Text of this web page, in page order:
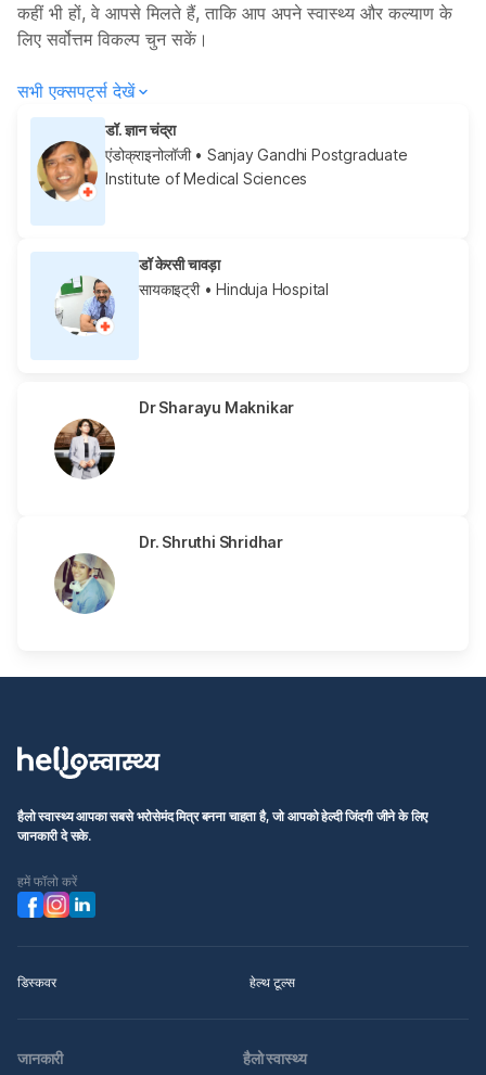
कहीं भी हों, वे आपसे मिलते हैं, ताकि आप अपने स्वास्थ्य और कल्याण के
लिए सर्वोत्तम विकल्प चुन सकें।
सभी एक्सपर्ट्स देखें
डॉ. ज्ञान चंद्रा
एंडोक्राइनोलॉजी• Sanjay Gandhi Postgraduate
Institute of Medical Sciences
डॉ केरसी चावड़ा
सायकाइट्री• Hinduja Hospital
Dr Sharayu Maknikar
Dr. Shruthi Shridhar
हैलो स्वास्थ्य आपका सबसे भरोसेमंद मित्र बनना चाहता है, जो आपको हेल्दी जिंदगी जीने के लिए
जानकारी दे सके.
हमें फॉलो करें
डिस्कवर हेल्थ टूल्स
जानकारी हैलो स्वास्थ्य